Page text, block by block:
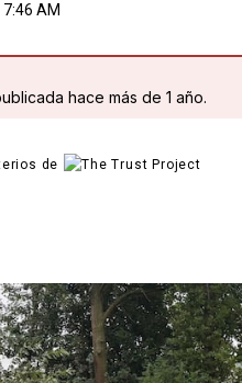
AM
hace más de 1 año.
de